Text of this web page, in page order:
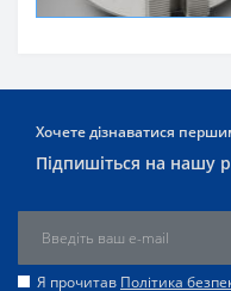
Хочете дізнаватися
Підпишіться на нашу
Я прочитав Політика